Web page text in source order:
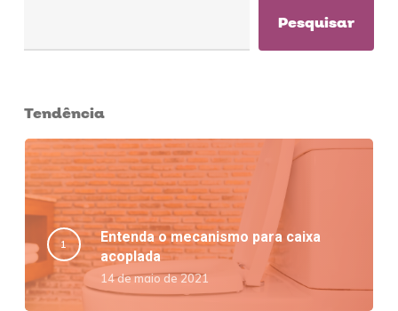
Pesquisar
Tendência
Entenda o mecanismo para caixa
acoplada
14 de maio de 2021